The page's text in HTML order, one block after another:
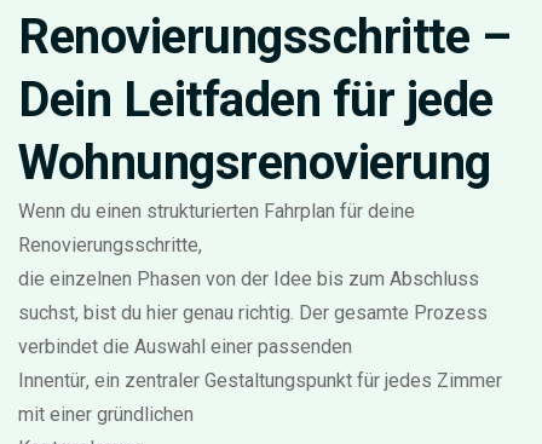
Renovierungsschritte –
Dein Leitfaden für jede
Wohnungsrenovierung
Wenn du einen strukturierten Fahrplan für deine
Renovierungsschritte,
die einzelnen Phasen von der Idee bis zum Abschluss
suchst, bist du hier genau richtig. Der gesamte Prozess
verbindet die Auswahl einer passenden
Innentür, ein zentraler Gestaltungspunkt für jedes Zimmer
mit einer gründlichen